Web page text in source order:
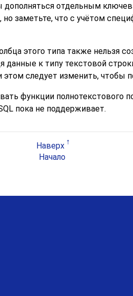
отдельным
заметьте, что с учётом
этого типа также нельзя
к типу текстовой
следует изменить,
функции полнотекстового
пока не поддерживает.
Наверх
Начало